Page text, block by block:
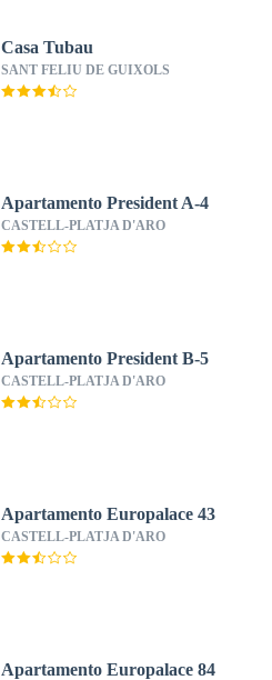
Casa Tubau
SANT FELIU DE GUIXOLS
Apartamento President A-4
CASTELL-PLATJA D'ARO
Apartamento President B-5
CASTELL-PLATJA D'ARO
Apartamento Europalace 43
CASTELL-PLATJA D'ARO
Apartamento Europalace 84